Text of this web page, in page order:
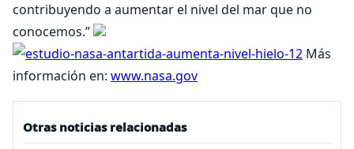
contribuyendo a aumentar el nivel del mar que no
conocemos.”
Más
información en: www.nasa.gov
Otras noticias relacionadas